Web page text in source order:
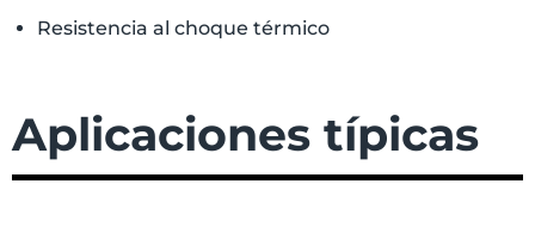
Resistencia al choque térmico
Aplicaciones típicas